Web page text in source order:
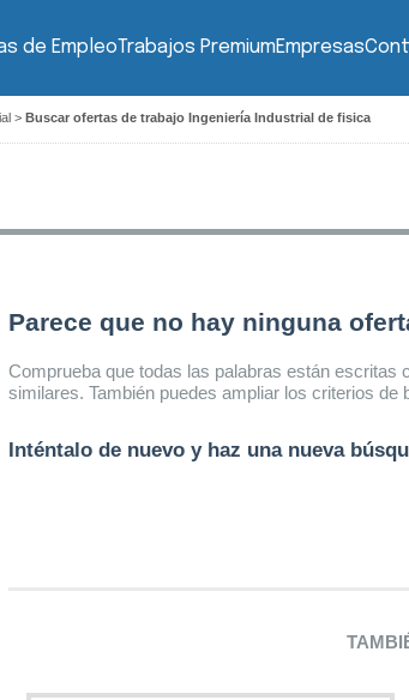
de EmpleoTrabajos PremiumEmpresas
> Buscar ofertas de trabajo Ingeniería Industrial de fisica
Parece que no hay ninguna
Comprueba que todas las palabras están escritas
similares. También puedes ampliar los criterios de
Inténtalo de nuevo y haz una nueva